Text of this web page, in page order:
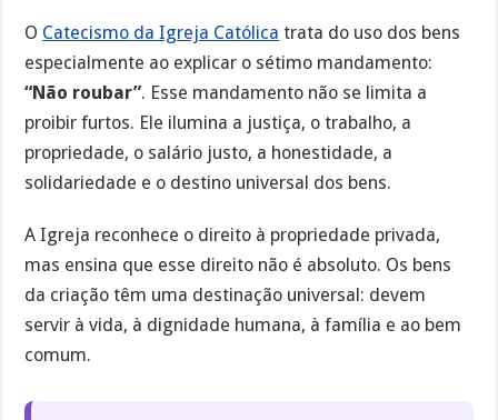
O Catecismo da Igreja Católica trata do uso dos bens
especialmente ao explicar o sétimo mandamento:
“Não roubar”. Esse mandamento não se limita a
proibir furtos. Ele ilumina a justiça, o trabalho, a
propriedade, o salário justo, a honestidade, a
solidariedade e o destino universal dos bens.
A Igreja reconhece o direito à propriedade privada,
mas ensina que esse direito não é absoluto. Os bens
da criação têm uma destinação universal: devem
servir à vida, à dignidade humana, à família e ao bem
comum.